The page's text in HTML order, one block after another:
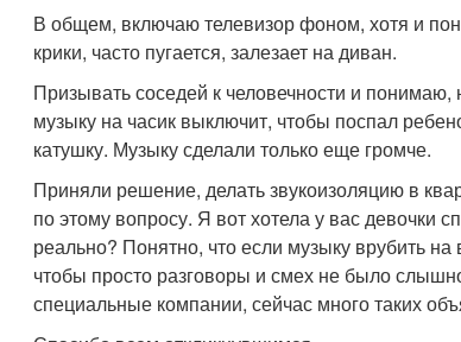
В общем, включаю телевизор фоном, хотя и
крики, часто пугается, залезает на диван.
Призывать соседей к человечности и понимаю,
музыку на часик выключит, чтобы поспал
катушку. Музыку сделали только еще громче.
Приняли решение, делать звукоизоляцию в
по этому вопросу. Я вот хотела у вас девочки
реально? Понятно, что если музыку врубить
чтобы просто разговоры и смех не было
специальные компании, сейчас много таких